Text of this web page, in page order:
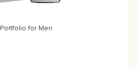
Portfolio for Men